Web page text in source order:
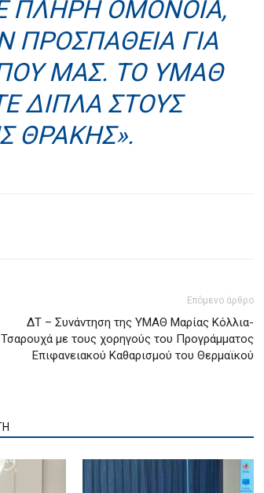
ΠΛΉΡΗ ΟΜΌΝΟΙΑ,
ΠΡΟΣΠΆΘΕΙΑ ΓΙΑ
ΜΑΣ. ΤΟ ΥΜΑΘ
ΔΊΠΛΑ ΣΤΟΥΣ
ΘΡΆΚΗΣ».
Επόμενο άρθρο
ΔΤ – Συνάντηση της ΥΜΑΘ Μαρίας Κόλλια-
Τσαρουχά με τους χορηγούς του Προγράμματος
Επιφανειακού Καθαρισμού του Θερμαϊκού